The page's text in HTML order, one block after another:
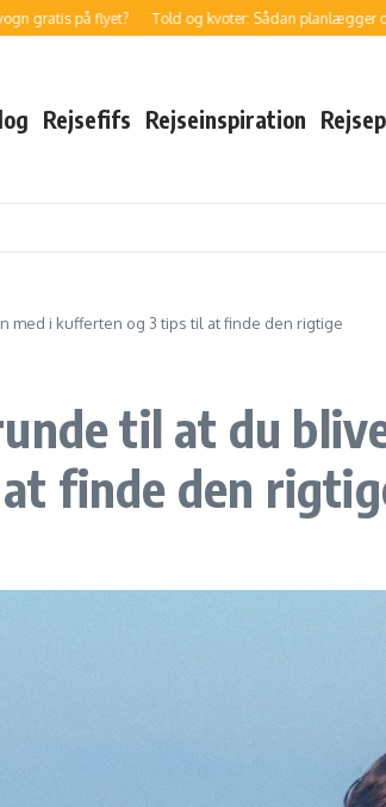
på flyet? Told og kvoter: Sådan planlægger du dine
Rejsefifs Rejseinspiration
med i kufferten og 3 tips til at finde den rigtige
til at du
finde den